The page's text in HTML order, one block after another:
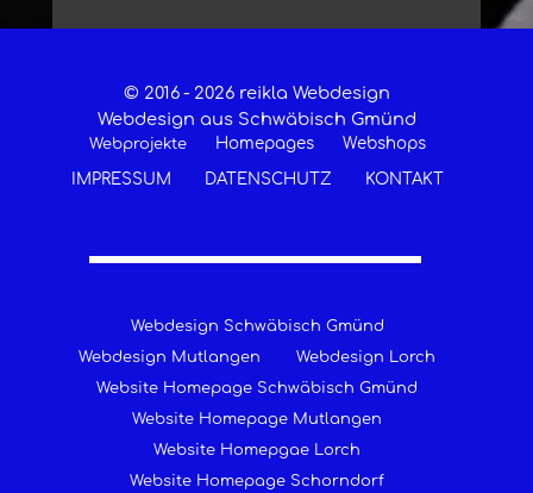
© 2016 - 2026 reikla Webdesign
Webdesign aus Schwäbisch Gmünd
Webprojekte Homepages
Webshops
IMPRESSUM
DATENSCHUTZ KONTAKT
Webdesign Schwäbisch Gmünd
Webdesign Mutlangen
Webdesign Lorch
Website Homepage Schwäbisch Gmünd
Website Homepage Mutlangen
Website Homepgae Lorch
Website Homepage Schorndorf